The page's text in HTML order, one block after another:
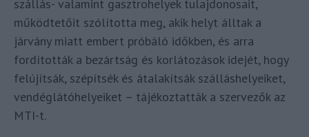
szállás- valamint gasztrohelyek tulajdonosait,
működtetőit szólította meg, akik helyt álltak a
járvány miatt embert próbáló időkben, és arra
fordították a bezártság és korlátozások idejét, hogy
felújítsák, szépítsék és átalakítsák szálláshelyeiket,
vendéglátóhelyeiket – tájékoztatták a szervezők az
MTI-t.